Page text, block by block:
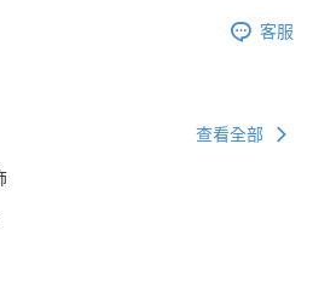
客服
查看全部